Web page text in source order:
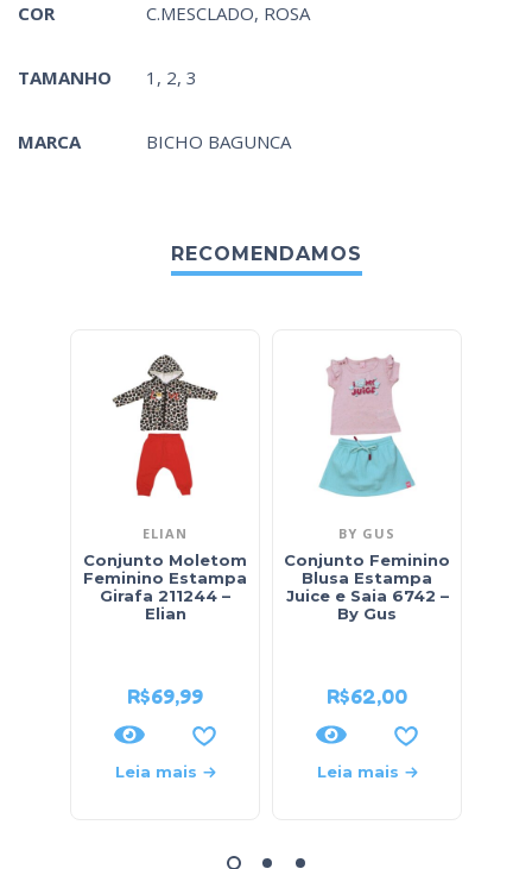
COR
C.MESCLADO, ROSA
TAMANHO 1, 2, 3
MARCA BICHO BAGUNCA
RECOMENDAMOS
ELIAN
Conjunto Moletom
Feminino Estampa
Girafa 211244 –
Elian
R$69,99
Leia mais
BY GUS
Conjunto Feminino
Blusa Estampa
Juice e Saia 6742 –
By Gus
R$62,00
Leia mais